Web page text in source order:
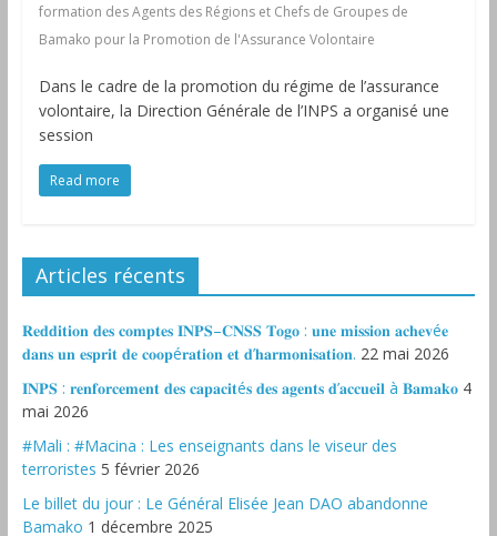
formation des Agents des Régions et Chefs de Groupes de
Bamako pour la Promotion de l'Assurance Volontaire
Dans le cadre de la promotion du régime de l’assurance
volontaire, la Direction Générale de l’INPS a organisé une
session
Read more
Articles récents
𝐑𝐞𝐝𝐝𝐢𝐭𝐢𝐨𝐧 𝐝𝐞𝐬 𝐜𝐨𝐦𝐩𝐭𝐞𝐬 𝐈𝐍𝐏𝐒–𝐂𝐍𝐒𝐒 𝐓𝐨𝐠𝐨 : 𝐮𝐧𝐞 𝐦𝐢𝐬𝐬𝐢𝐨𝐧 𝐚𝐜𝐡𝐞𝐯é𝐞
𝐝𝐚𝐧𝐬 𝐮𝐧 𝐞𝐬𝐩𝐫𝐢𝐭 𝐝𝐞 𝐜𝐨𝐨𝐩é𝐫𝐚𝐭𝐢𝐨𝐧 𝐞𝐭 𝐝’𝐡𝐚𝐫𝐦𝐨𝐧𝐢𝐬𝐚𝐭𝐢𝐨𝐧. 22 mai 2026
𝐈𝐍𝐏𝐒 : 𝐫𝐞𝐧𝐟𝐨𝐫𝐜𝐞𝐦𝐞𝐧𝐭 𝐝𝐞𝐬 𝐜𝐚𝐩𝐚𝐜𝐢𝐭é𝐬 𝐝𝐞𝐬 𝐚𝐠𝐞𝐧𝐭𝐬 𝐝’𝐚𝐜𝐜𝐮𝐞𝐢𝐥 à 𝐁𝐚𝐦𝐚𝐤𝐨 4
mai 2026
#Mali : #Macina : Les enseignants dans le viseur des
terroristes 5 février 2026
‎Le billet du jour : Le Général Elisée Jean DAO abandonne
Bamako 1 décembre 2025